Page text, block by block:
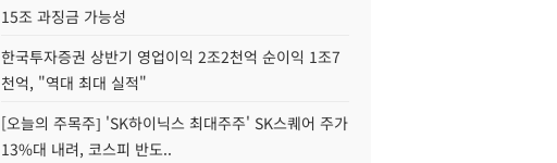
15조 과징금 가능성
한국투자증권 상반기 영업이익 2조2천억 순이익 1조7
천억, "역대 최대 실적"
[오늘의 주목주] 'SK하이닉스 최대주주' SK스퀘어 주가
13%대 내려, 코스피 반도..